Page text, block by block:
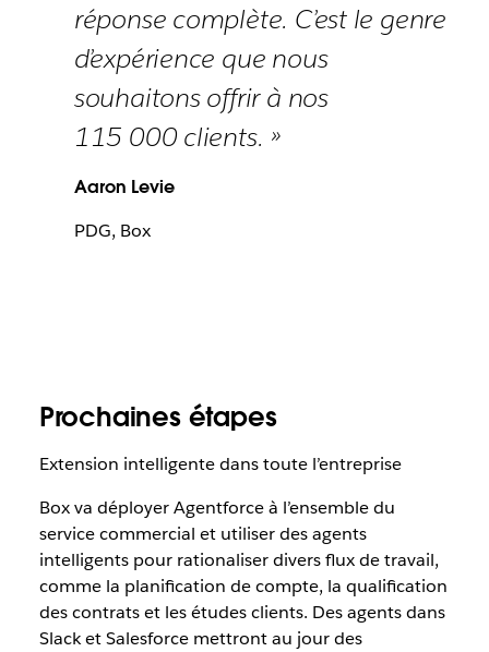
réponse complète. C’est le genre
d’expérience que nous
souhaitons offrir à nos
115 000 clients. »
Aaron Levie
PDG, Box
Prochaines étapes
Extension intelligente dans toute l’entreprise
Box va déployer Agentforce à l’ensemble du
service commercial et utiliser des agents
intelligents pour rationaliser divers flux de travail,
comme la planification de compte, la qualification
des contrats et les études clients. Des agents dans
Slack et Salesforce mettront au jour des